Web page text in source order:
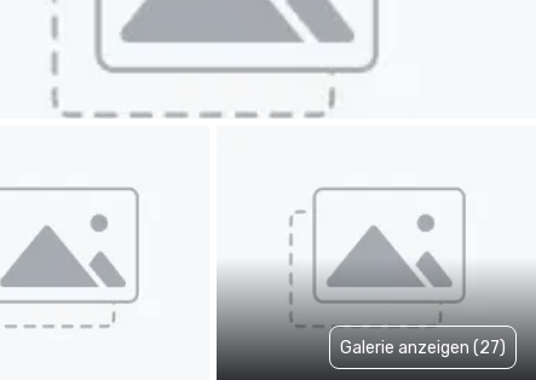
Galerie anzeigen (27)